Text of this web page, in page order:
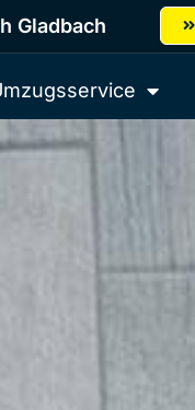
Gladbach